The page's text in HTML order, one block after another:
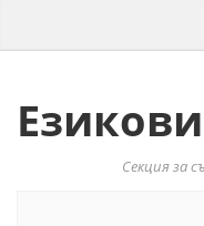
Секция за